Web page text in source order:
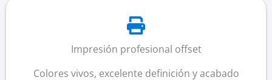
Impresión profesional offset
Colores vivos, excelente definición y acabado